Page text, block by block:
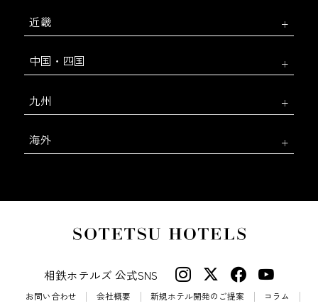
近畿
中国・四国
九州
海外
相鉄ホテルズ 公式SNS
お問い合わせ 会社概要 新規ホテル開発のご提案 コラム